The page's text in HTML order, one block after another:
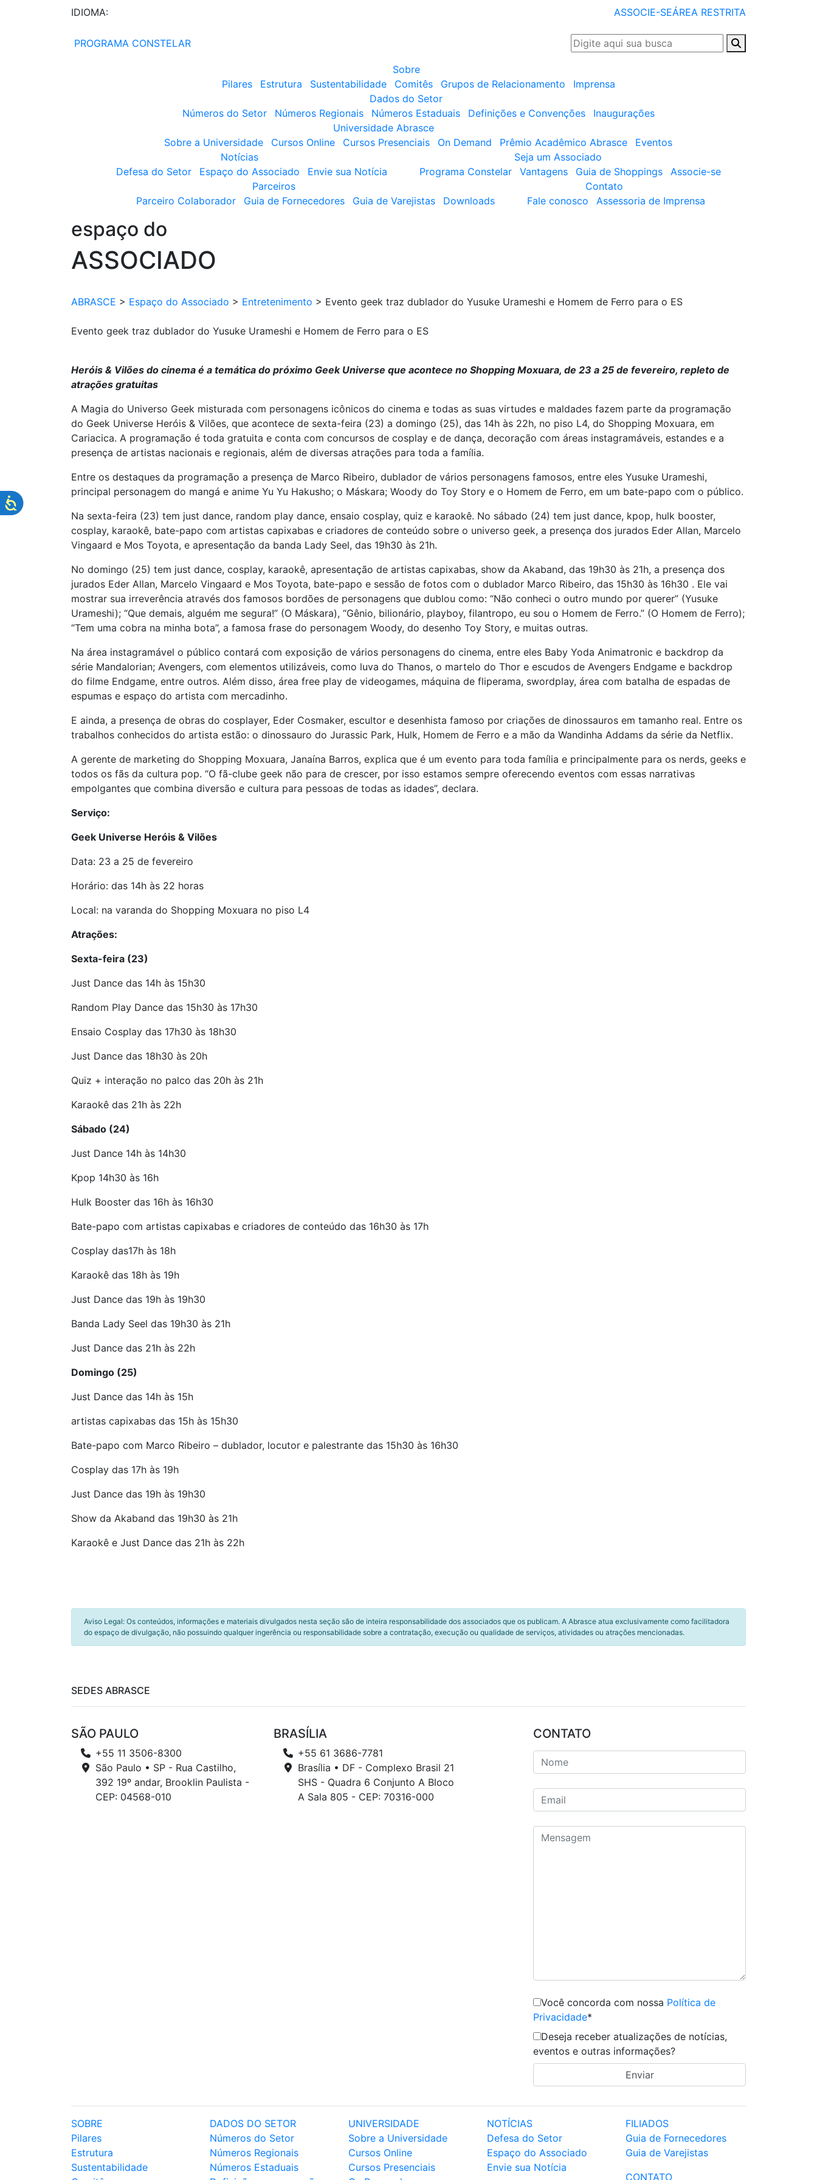
IDIOMA: ASSOCIE-SEÁREA RESTRITA
PROGRAMA CONSTELAR
Sobre
Pilares
Estrutura Sustentabilidade Comitês Grupos de Relacionamento
Imprensa
Dados do Setor
Números do Setor
Números Regionais Números Estaduais Definições e Convenções
Inaugurações
Universidade Abrasce
Sobre a Universidade
Cursos Online Cursos Presenciais On Demand Prêmio Acadêmico Abrasce
Eventos
Notícias
Defesa do Setor
Espaço do Associado Envie sua Notícia
Seja um Associado
Programa Constelar
Vantagens Guia de Shoppings
Associe-se
Parceiros
Parceiro Colaborador
Guia de Fornecedores Guia de Varejistas Downloads
Contato
Fale conosco
Assessoria de Imprensa
espaço do
ASSOCIADO
ABRASCE > Espaço do Associado > Entretenimento > Evento geek traz dublador do Yusuke Urameshi e Homem de Ferro para o ES
Evento geek traz dublador do Yusuke Urameshi e Homem de Ferro para o ES
Heróis & Vilões do cinema é a temática do próximo Geek Universe que acontece no Shopping Moxuara, de 23 a 25 de fevereiro, repleto de
atrações gratuitas
A Magia do Universo Geek misturada com personagens icônicos do cinema e todas as suas virtudes e maldades fazem parte da programação
do Geek Universe Heróis & Vilões, que acontece de sexta-feira (23) a domingo (25), das 14h às 22h, no piso L4, do Shopping Moxuara, em
Cariacica. A programação é toda gratuita e conta com concursos de cosplay e de dança, decoração com áreas instagramáveis, estandes e a
presença de artistas nacionais e regionais, além de diversas atrações para toda a família.
Entre os destaques da programação a presença de Marco Ribeiro, dublador de vários personagens famosos, entre eles Yusuke Urameshi,
principal personagem do mangá e anime Yu Yu Hakusho; o Máskara; Woody do Toy Story e o Homem de Ferro, em um bate-papo com o público.
Na sexta-feira (23) tem just dance, random play dance, ensaio cosplay, quiz e karaokê. No sábado (24) tem just dance, kpop, hulk booster,
cosplay, karaokê, bate-papo com artistas capixabas e criadores de conteúdo sobre o universo geek, a presença dos jurados Eder Allan, Marcelo
Vingaard e Mos Toyota, e apresentação da banda Lady Seel, das 19h30 às 21h.
No domingo (25) tem just dance, cosplay, karaokê, apresentação de artistas capixabas, show da Akaband, das 19h30 às 21h, a presença dos
jurados Eder Allan, Marcelo Vingaard e Mos Toyota, bate-papo e sessão de fotos com o dublador Marco Ribeiro, das 15h30 às 16h30 . Ele vai
mostrar sua irreverência através dos famosos bordões de personagens que dublou como: “Não conheci o outro mundo por querer” (Yusuke
Urameshi); “Que demais, alguém me segura!” (O Máskara), “Gênio, bilionário, playboy, filantropo, eu sou o Homem de Ferro.” (O Homem de Ferro);
“Tem uma cobra na minha bota”, a famosa frase do personagem Woody, do desenho Toy Story, e muitas outras.
Na área instagramável o público contará com exposição de vários personagens do cinema, entre eles Baby Yoda Animatronic e backdrop da
série Mandalorian; Avengers, com elementos utilizáveis, como luva do Thanos, o martelo do Thor e escudos de Avengers Endgame e backdrop
do filme Endgame, entre outros. Além disso, área free play de videogames, máquina de fliperama, swordplay, área com batalha de espadas de
espumas e espaço do artista com mercadinho.
E ainda, a presença de obras do cosplayer, Eder Cosmaker, escultor e desenhista famoso por criações de dinossauros em tamanho real. Entre os
trabalhos conhecidos do artista estão: o dinossauro do Jurassic Park, Hulk, Homem de Ferro e a mão da Wandinha Addams da série da Netflix.
A gerente de marketing do Shopping Moxuara, Janaína Barros, explica que é um evento para toda família e principalmente para os nerds, geeks e
todos os fãs da cultura pop. “O fã-clube geek não para de crescer, por isso estamos sempre oferecendo eventos com essas narrativas
empolgantes que combina diversão e cultura para pessoas de todas as idades”, declara.
Serviço:
Geek Universe Heróis & Vilões
Data: 23 a 25 de fevereiro
Horário: das 14h às 22 horas
Local: na varanda do Shopping Moxuara no piso L4
Atrações:
Sexta-feira (23)
Just Dance das 14h às 15h30
Random Play Dance das 15h30 às 17h30
Ensaio Cosplay das 17h30 às 18h30
Just Dance das 18h30 às 20h
Quiz + interação no palco das 20h às 21h
Karaokê das 21h às 22h
Sábado (24)
Just Dance 14h às 14h30
Kpop 14h30 às 16h
Hulk Booster das 16h às 16h30
Bate-papo com artistas capixabas e criadores de conteúdo das 16h30 às 17h
Cosplay das17h às 18h
Karaokê das 18h às 19h
Just Dance das 19h às 19h30
Banda Lady Seel das 19h30 às 21h
Just Dance das 21h às 22h
Domingo (25)
Just Dance das 14h às 15h
artistas capixabas das 15h às 15h30
Bate-papo com Marco Ribeiro – dublador, locutor e palestrante das 15h30 às 16h30
Cosplay das 17h às 19h
Just Dance das 19h às 19h30
Show da Akaband das 19h30 às 21h
Karaokê e Just Dance das 21h às 22h
Aviso Legal: Os conteúdos, informações e materiais divulgados nesta seção são de inteira responsabilidade dos associados que os publicam. A Abrasce atua exclusivamente como facilitadora
do espaço de divulgação, não possuindo qualquer ingerência ou responsabilidade sobre a contratação, execução ou qualidade de serviços, atividades ou atrações mencionadas.
SEDES ABRASCE
SÃO PAULO
+55 11 3506-8300
São Paulo • SP - Rua Castilho,
392 19º andar, Brooklin Paulista -
CEP: 04568-010
BRASÍLIA
+55 61 3686-7781
Brasília • DF - Complexo Brasil 21
SHS - Quadra 6 Conjunto A Bloco
A Sala 805 - CEP: 70316-000
CONTATO
Você concorda com nossa Política de
Privacidade*
Deseja receber atualizações de notícias,
eventos e outras informações?
SOBRE
Pilares
Estrutura
Sustentabilidade
DADOS DO SETOR
Números do Setor
Números Regionais
Números Estaduais
UNIVERSIDADE
Sobre a Universidade
Cursos Online
Cursos Presenciais
NOTÍCIAS
Defesa do Setor
Espaço do Associado
Envie sua Notícia
FILIADOS
Guia de Fornecedores
Guia de Varejistas
CONTATO